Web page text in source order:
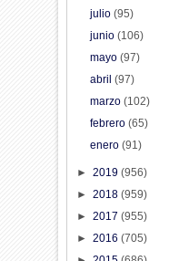
julio (95)
junio (106)
mayo (97)
abril (97)
marzo (102)
febrero (65)
enero (91)
►2019(956)
►2018(959)
►2017(955)
►2016(705)